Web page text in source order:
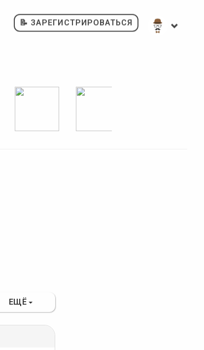
📝 ЗАРЕГИСТРИРОВАТЬСЯ
ЕЩЁ